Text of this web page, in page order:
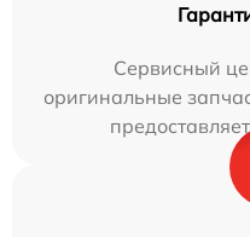
Сервисный
оригинальные